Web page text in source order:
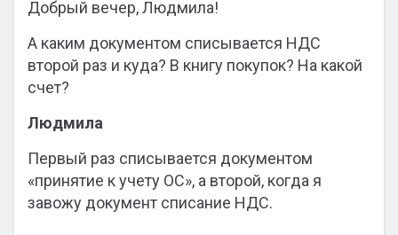
Добрый вечер, Людмила!
А каким документом списывается НДС
второй раз и куда? В книгу покупок? На какой
счет?
Людмила
Первый раз списывается документом
«принятие к учету ОС», а второй, когда я
завожу документ списание НДС.